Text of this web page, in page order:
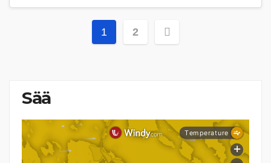
Artikkelien
1 2
Sää